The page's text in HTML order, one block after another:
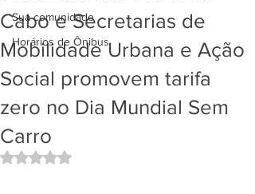
Sua comunidade
Horários de Ônibus
Cabo e Secretarias de
Mobilidade Urbana e Ação
Social promovem tarifa
zero no Dia Mundial Sem
Carro
Avaliado com NaN de 5 estrelas.